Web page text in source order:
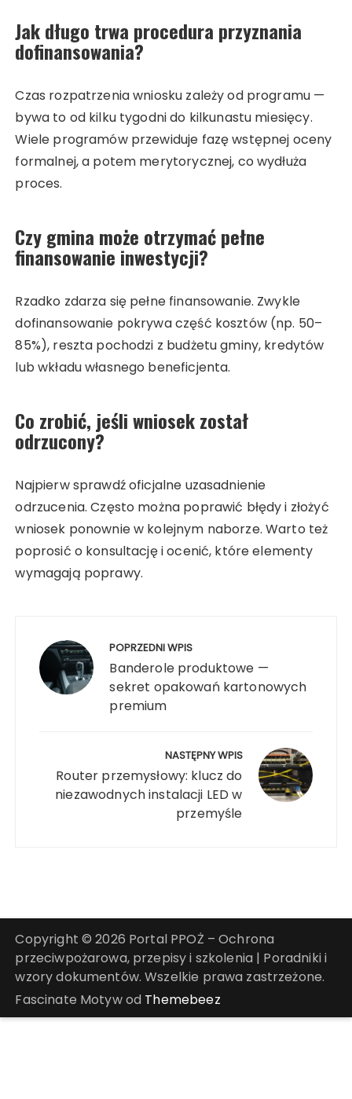
Jak długo trwa procedura przyznania
dofinansowania?
Czas rozpatrzenia wniosku zależy od programu —
bywa to od kilku tygodni do kilkunastu miesięcy.
Wiele programów przewiduje fazę wstępnej oceny
formalnej, a potem merytorycznej, co wydłuża
proces.
Czy gmina może otrzymać pełne
finansowanie inwestycji?
Rzadko zdarza się pełne finansowanie. Zwykle
dofinansowanie pokrywa część kosztów (np. 50–
85%), reszta pochodzi z budżetu gminy, kredytów
lub wkładu własnego beneficjenta.
Co zrobić, jeśli wniosek został
odrzucony?
Najpierw sprawdź oficjalne uzasadnienie
odrzucenia. Często można poprawić błędy i złożyć
wniosek ponownie w kolejnym naborze. Warto też
poprosić o konsultację i ocenić, które elementy
wymagają poprawy.
wpisu POPRZEDNI WPIS
Banderole produktowe —
sekret opakowań kartonowych
premium
NASTĘPNY WPIS
Router przemysłowy: klucz do
niezawodnych instalacji LED w
przemyśle
Copyright © 2026 Portal PPOŻ – Ochrona
przeciwpożarowa, przepisy i szkolenia | Poradniki i
wzory dokumentów. Wszelkie prawa zastrzeżone.
Fascinate Motyw od Themebeez